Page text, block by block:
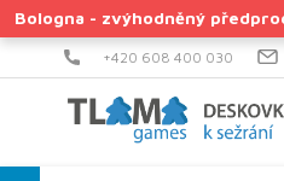
Přejít
na
Bologna - zvýhodněný
+420 608 400 030